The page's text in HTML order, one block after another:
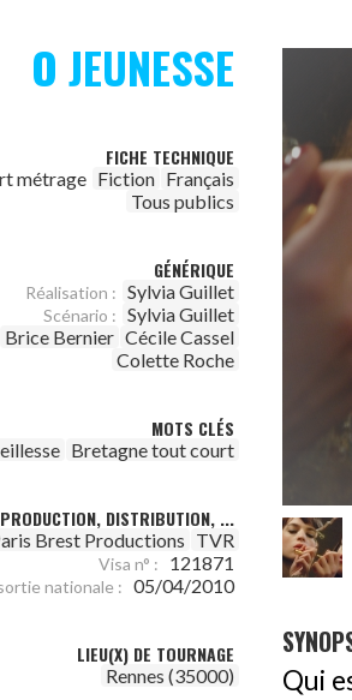
O JEUNESSE
FICHE TECHNIQUE
métrage Fiction Français
Tous publics
GÉNÉRIQUE
Réalisation : Sylvia Guillet
Scénario : Sylvia Guillet
Brice Bernier Cécile Cassel
Colette Roche
MOTS CLÉS
Bretagne tout court
PRODUCTION, DISTRIBUTION, ...
Brest Productions TVR
Visa n° : 121871
nationale : 05/04/2010
LIEU(X) DE TOURNAGE
Rennes (35000)
Qui